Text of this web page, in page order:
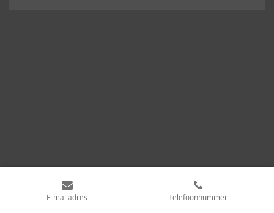
E-mailadres Telefoonnummer